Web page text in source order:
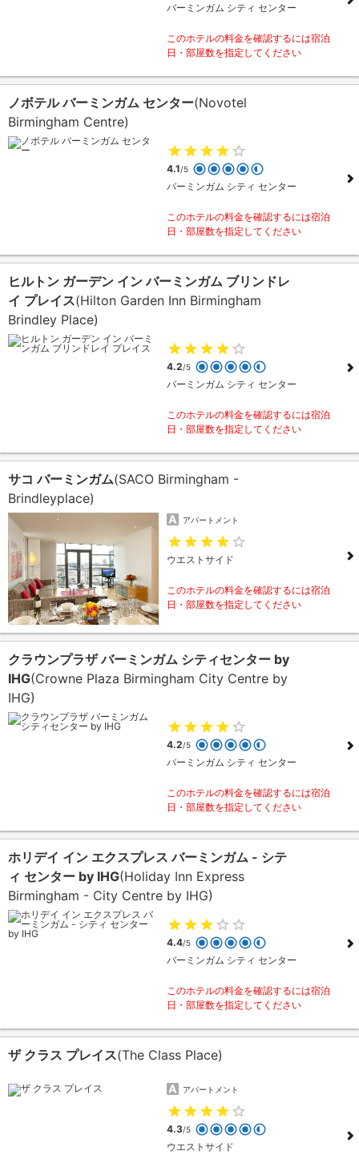
バーミンガム シティ センター
このホテルの料金を確認するには宿泊
日・部屋数を指定してください
ノボテル バーミンガム センター(Novotel
Birmingham Centre)
4.1/5
バーミンガム シティ センター
このホテルの料金を確認するには宿泊
日・部屋数を指定してください
ヒルトン ガーデン イン バーミンガム ブリンドレ
イ プレイス(Hilton Garden Inn Birmingham
Brindley Place)
4.2/5
バーミンガム シティ センター
このホテルの料金を確認するには宿泊
日・部屋数を指定してください
サコ バーミンガム(SACO Birmingham -
Brindleyplace)
アパートメント
ウエストサイド
このホテルの料金を確認するには宿泊
日・部屋数を指定してください
クラウンプラザ バーミンガム シティセンター by
IHG(Crowne Plaza Birmingham City Centre by
IHG)
4.2/5
バーミンガム シティ センター
このホテルの料金を確認するには宿泊
日・部屋数を指定してください
ホリデイ イン エクスプレス バーミンガム - シテ
ィ センター by IHG(Holiday Inn Express
Birmingham - City Centre by IHG)
4.4/5
バーミンガム シティ センター
このホテルの料金を確認するには宿泊
日・部屋数を指定してください
ザ クラス プレイス(The Class Place)
アパートメント
4.3/5
ウエストサイド